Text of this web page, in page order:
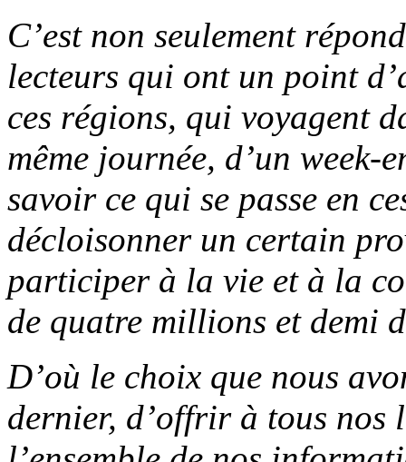
C’est non seulement
lecteurs qui ont un point
ces régions, qui voyagent
même journée, d’un week-
savoir ce qui se passe en
décloisonner un certain
participer à la vie et à la
de quatre millions et demi
D’où le choix que nous
dernier, d’offrir à tous nos